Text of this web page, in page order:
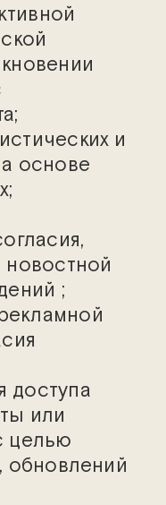
и
основе
;
доступа
или
целью
обновлений